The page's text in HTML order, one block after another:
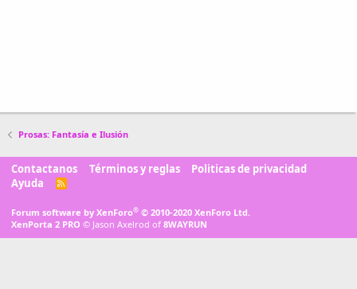
Prosas: Fantasía e Ilusión
Contactanos Términos y reglas
Politicas de privacidad
Ayuda
R
Forum software by XenForo® © 2010-2020 XenForo Ltd.
XenPorta 2 PRO © Jason Axelrod of 8WAYRUN